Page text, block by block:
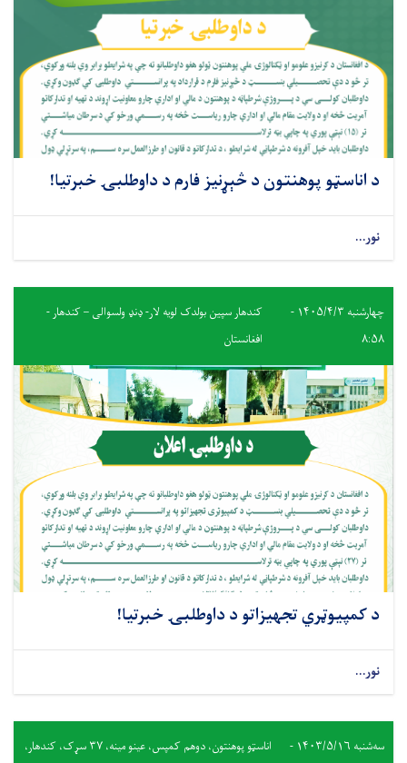
د اناسټو پوهنتون د څېړنيز فارم د داوطلبۍ خبرتیا!
نور...
چهارشنبه ۱۴۰۵/۴/۳ -
۸:۵۸
کندهار سپين بولدک لويه لار- ډنډ ولسوالی – کندهار -
افغانستان
د کمپيوټري تجهیزاتو د داوطلبۍ خبرتیا!
نور...
سه‌شنبه ۱۴۰۳/۵/۱۶ -
اناسټو پوهنتون، دوهم کمپس، عینو مینه، ٣٧ سړک، کندهار،